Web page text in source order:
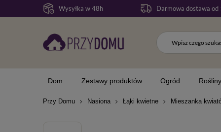
Wysyłka w 48h Darmowa dostawa od
Dom Zestawy produktów Ogród Rośliny
Przy Domu Nasiona Łąki kwietne Mieszanka